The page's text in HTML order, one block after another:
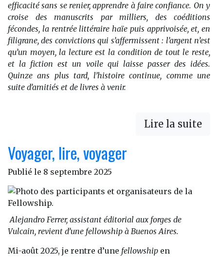
efficacité sans se renier, apprendre à faire confiance. On y
croise des manuscrits par milliers, des coéditions
fécondes, la rentrée littéraire haïe puis apprivoisée, et, en
filigrane, des convictions qui s’affermissent : l’argent n’est
qu’un moyen, la lecture est la condition de tout le reste,
et la fiction est un voile qui laisse passer des idées.
Quinze ans plus tard, l’histoire continue, comme une
suite d’amitiés et de livres à venir.
Lire la suite
Voyager, lire, voyager
Publié le 8 septembre 2025
Alejandro Ferrer, assistant éditorial aux forges de
Vulcain, revient d’une fellowship à Buenos Aires.
Mi-août 2025, je rentre d’une fellowship en